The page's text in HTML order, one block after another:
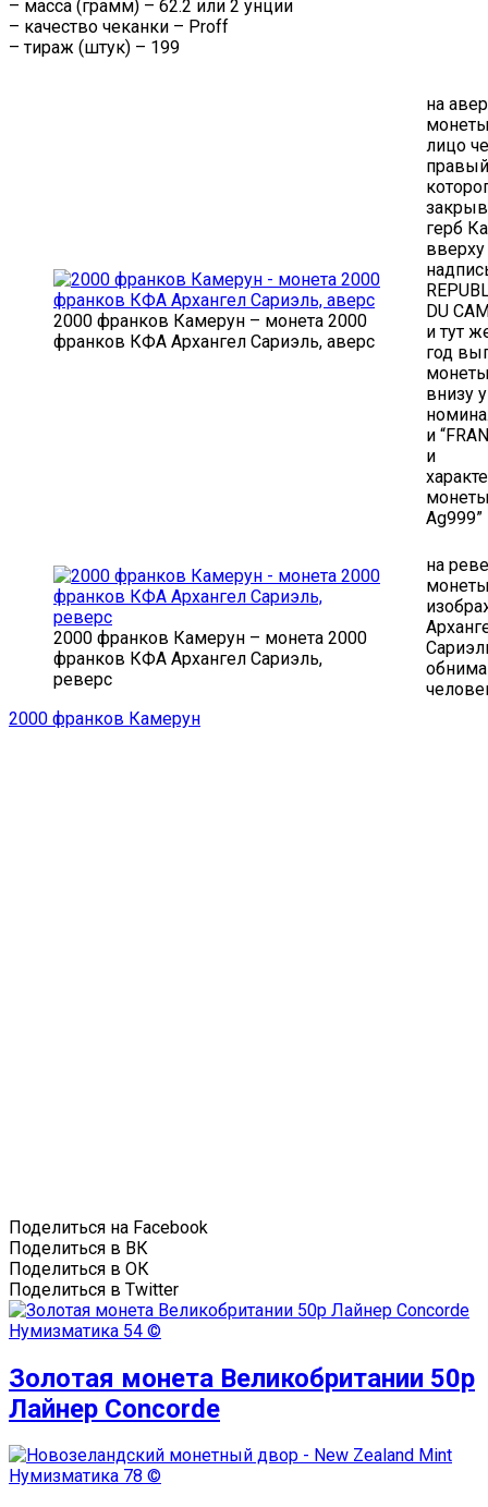
– масса (грамм) – 62.2 или 2 унции
– качество чеканки – Proff
– тираж (штук) – 199
2000 франков Камерун – монета 2000
франков КФА Архангел Сариэль, аверс
на
лицо
герб
вверху
DU
и тут
год
внизу
и
и
Ag999”
2000 франков Камерун – монета 2000
франков КФА Архангел Сариэль,
реверс
на
2000 франков Камерун
Поделиться на Facebook
Поделиться в ВК
Поделиться в ОК
Поделиться в Twitter
Нумизматика 54 ©
Золотая монета Великобритании 50р
Лайнер Concorde
Нумизматика 78 ©